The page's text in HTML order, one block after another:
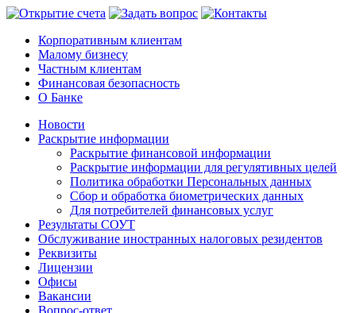
Корпоративным клиентам
Малому бизнесу
Частным клиентам
Финансовая безопасность
О Банке
Новости
Раскрытие информации
Раскрытие финансовой информации
Раскрытие информации для регулятивных целей
Политика обработки Персональных данных
Сбор и обработка биометрических данных
Для потребителей финансовых услуг
Результаты СОУТ
Обслуживание иностранных налоговых резидентов
Реквизиты
Лицензии
Офисы
Вакансии
Вопрос-ответ